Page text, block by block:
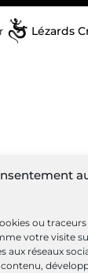
ou
votre visite
aux réseaux
Lézards